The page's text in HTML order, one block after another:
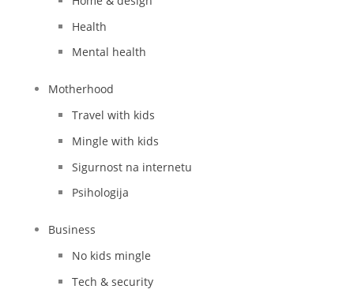
Health
Mental health
Motherhood
Travel with kids
Mingle with kids
Sigurnost na internetu
Psihologija
Business
No kids mingle
Tech & security